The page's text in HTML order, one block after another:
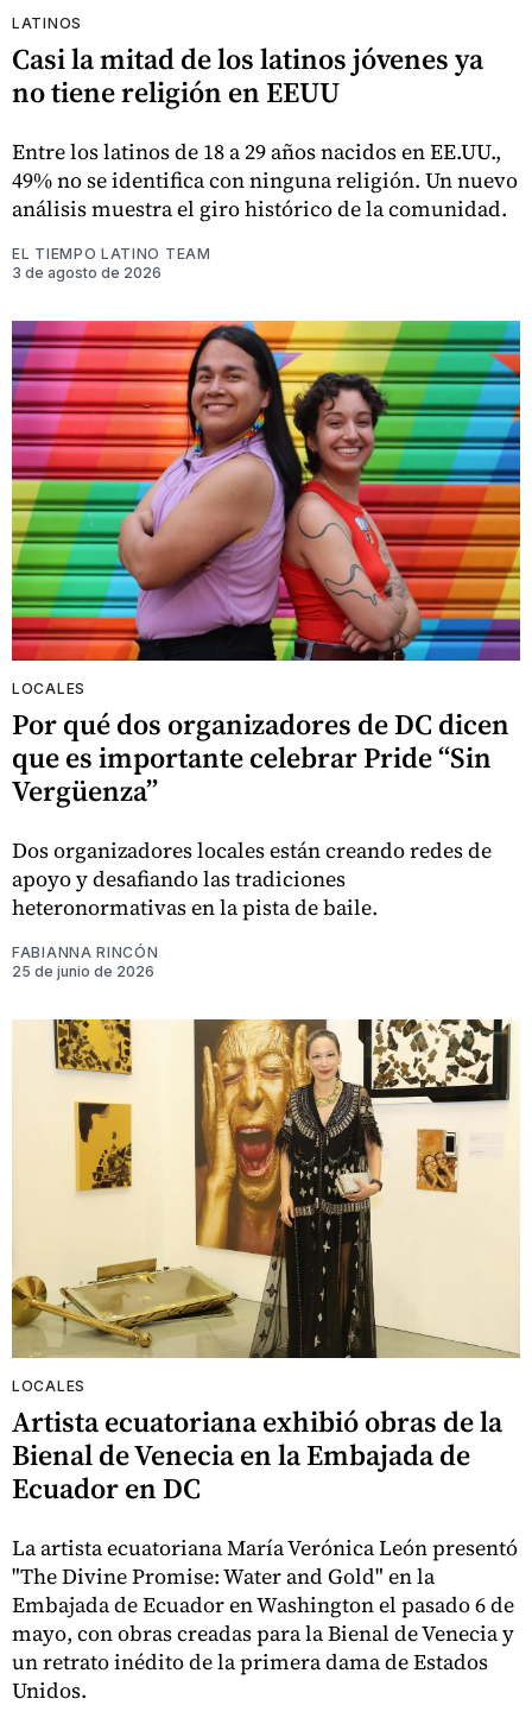
LATINOS
Casi la mitad de los latinos jóvenes ya
no tiene religión en EEUU
Entre los latinos de 18 a 29 años nacidos en EE.UU.,
49% no se identifica con ninguna religión. Un nuevo
análisis muestra el giro histórico de la comunidad.
EL TIEMPO LATINO TEAM
3 de agosto de 2026
LOCALES
Por qué dos organizadores de DC dicen
que es importante celebrar Pride “Sin
Vergüenza”
Dos organizadores locales están creando redes de
apoyo y desafiando las tradiciones
heteronormativas en la pista de baile.
FABIANNA RINCÓN
25 de junio de 2026
LOCALES
Artista ecuatoriana exhibió obras de la
Bienal de Venecia en la Embajada de
Ecuador en DC
La artista ecuatoriana María Verónica León presentó
"The Divine Promise: Water and Gold" en la
Embajada de Ecuador en Washington el pasado 6 de
mayo, con obras creadas para la Bienal de Venecia y
un retrato inédito de la primera dama de Estados
Unidos.